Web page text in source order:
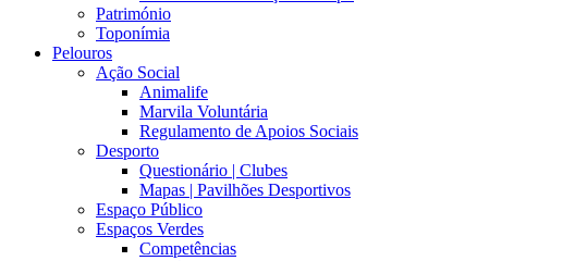
Património
Toponímia
Pelouros
Ação Social
Animalife
Marvila Voluntária
Regulamento de Apoios Sociais
Desporto
Questionário | Clubes
Mapas | Pavilhões Desportivos
Espaço Público
Espaços Verdes
Competências